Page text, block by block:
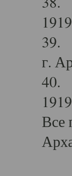
39.
г.
40.
Все